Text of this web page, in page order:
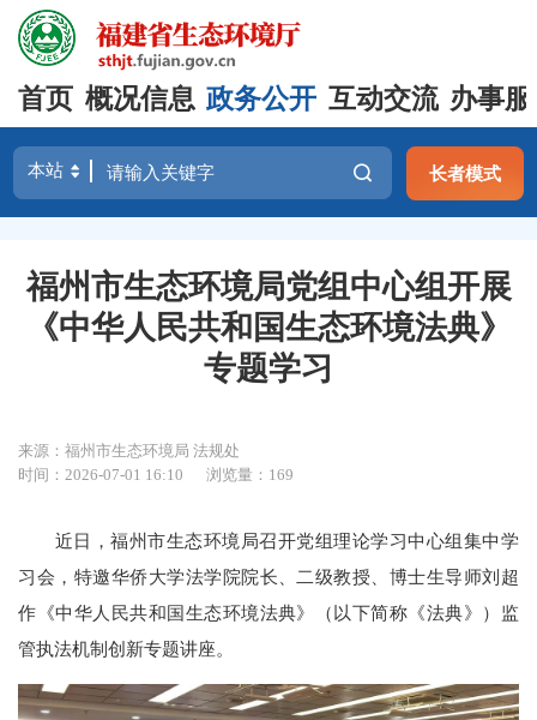
首页 概况信息 政务公开 互动交流 办事
长者模式
福州市生态环境局党组中心组开展
《中华人民共和国生态环境法典》
专题学习
来源：福州市生态环境局 法规处
时间：2026-07-01 16:10
浏览量：169
近日，福州市生态环境局召开党组理论学习中心组集中学
习会，特邀华侨大学法学院院长、二级教授、博士生导师刘超
作《中华人民共和国生态环境法典》（以下简称《法典》 ） 监
管执法机制创新专题讲座。